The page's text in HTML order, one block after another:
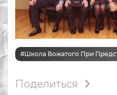
#Школа Вожатого При
Поделиться